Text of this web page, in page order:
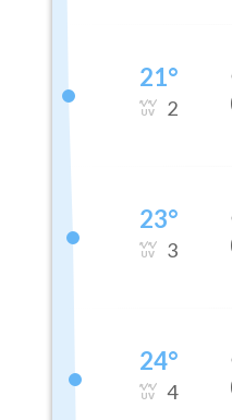
21°
2
23°
3
24°
4